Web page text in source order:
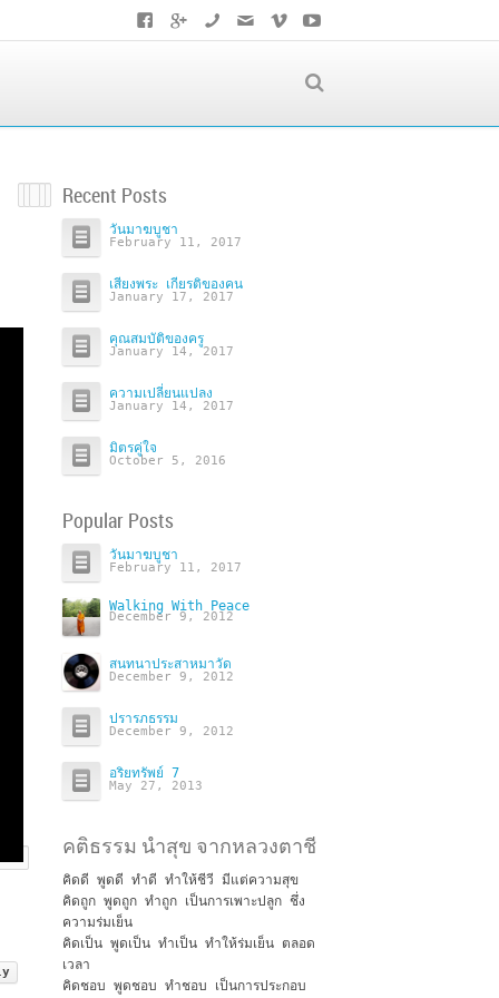
Recent Posts
วันมาฆบูชา
February 11, 2017
เสียงพระ เกียรติของคน
January 17, 2017
คุณสมบัติของครู
January 14, 2017
ความเปลี่ยนแปลง
January 14, 2017
มิตรคู่ใจ
October 5, 2016
Popular Posts
วันมาฆบูชา
February 11, 2017
Walking With Peace
December 9, 2012
สนทนาประสาหมาวัด
December 9, 2012
ปรารภธรรม
December 9, 2012
อริยทรัพย์ 7
May 27, 2013
คติธรรม นำสุข จากหลวงตาชี
คิดดี พูดดี ทำดี ทำให้ชีวี มีแต่ความสุข
คิดถูก พูดถูก ทำถูก เป็นการเพาะปลูก ชึ่ง
ความร่มเย็น
คิดเป็น พูดเป็น ทำเป็น ทำให้ร่มเย็น ตลอด
เวลา
คิดชอบ พูดชอบ ทำชอบ เป็นการประกอบ